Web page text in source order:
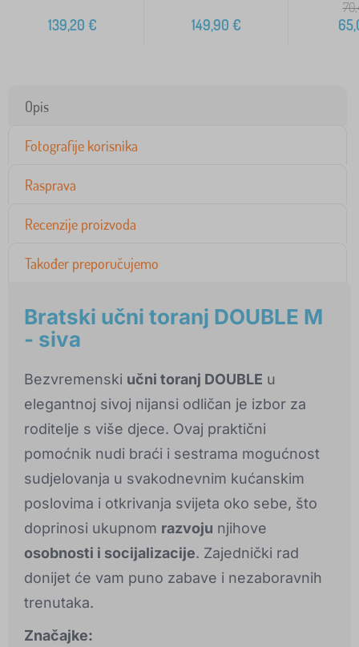
139,20 € 149,90 €
Opis
Fotografije korisnika
Rasprava
Recenzije proizvoda
Također preporučujemo
Bratski učni toranj DOUBLE M
- siva
Bezvremenski učni toranj DOUBLE u
elegantnoj sivoj nijansi odličan je izbor za
roditelje s više djece. Ovaj praktični
pomoćnik nudi braći i sestrama mogućnost
sudjelovanja u svakodnevnim kućanskim
poslovima i otkrivanja svijeta oko sebe, što
doprinosi ukupnom razvoju njihove
osobnosti i socijalizacije. Zajednički rad
donijet će vam puno zabave i nezaboravnih
trenutaka.
Značajke: